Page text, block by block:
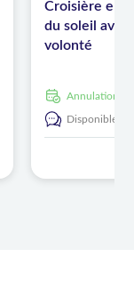
Croisière en
du soleil
volonté
Annulation
Disponible en: